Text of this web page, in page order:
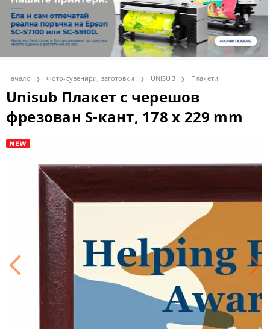
Начало Фото-сувенири, заготовки UNISUB Плакети
Unisub Плакет с черешов
фрезован S-кант, 178 x 229 mm